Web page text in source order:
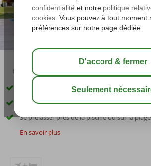
02:45
Plage à environ 700 mètres
Proche de restaurants, bars et magasins
Se prélasser près de la piscine ou sur la plage
En savoir plus